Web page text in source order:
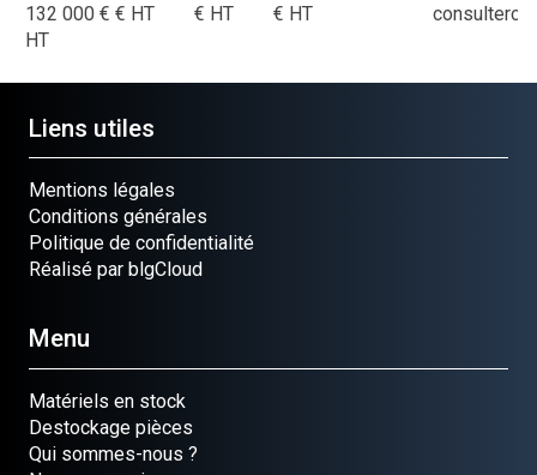
132 000 €
HT
€ HT
€ HT
€ HT
consulter
Liens utiles
Mentions légales
Conditions générales
Politique de confidentialité
Réalisé par blgCloud
Menu
Matériels en stock
Destockage pièces
Qui sommes-nous ?